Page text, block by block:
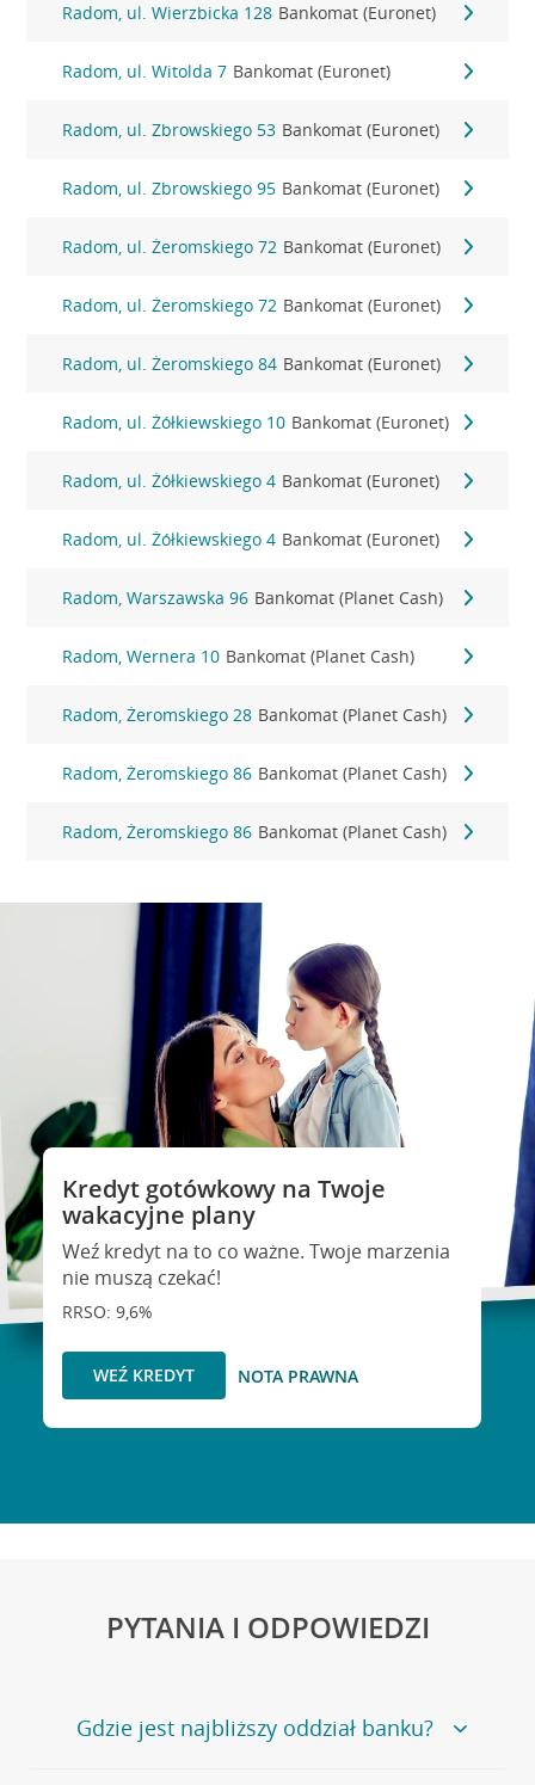
Radom, ul. Wierzbicka 128 Bankomat (Euronet)
Radom, ul. Witolda 7 Bankomat (Euronet)
Radom, ul. Zbrowskiego 53 Bankomat (Euronet)
Radom, ul. Zbrowskiego 95 Bankomat (Euronet)
Radom, ul. Żeromskiego 72 Bankomat (Euronet)
Radom, ul. Żeromskiego 72 Bankomat (Euronet)
Radom, ul. Żeromskiego 84 Bankomat (Euronet)
Radom, ul. Żółkiewskiego 10 Bankomat (Euronet)
Radom, ul. Żółkiewskiego 4 Bankomat (Euronet)
Radom, ul. Żółkiewskiego 4 Bankomat (Euronet)
Radom, Warszawska 96 Bankomat (Planet Cash)
Radom, Wernera 10 Bankomat (Planet Cash)
Radom, Żeromskiego 28 Bankomat (Planet Cash)
Radom, Żeromskiego 86 Bankomat (Planet Cash)
Radom, Żeromskiego 86 Bankomat (Planet Cash)
Kredyt gotówkowy na Twoje
wakacyjne plany
Weź kredyt na to co ważne. Twoje marzenia
nie muszą czekać!
RRSO: 9,6%
WEŹ KREDYT NOTA PRAWNA
PYTANIA I ODPOWIEDZI
Gdzie jest najbliższy oddział banku?